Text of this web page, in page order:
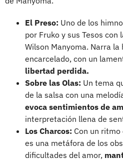
El Preso: Uno de los
por Fruko y sus Tesos con
Wilson Manyoma. Narra
encarcelado, con un
libertad perdida.
Sobre las Olas: Un tema
de la salsa con una
evoca sentimientos de
interpretación llena de
Los Charcos: Con un
es una metáfora de los
dificultades del amor,